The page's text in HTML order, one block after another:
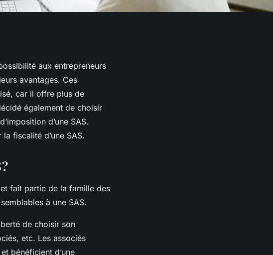
aux entrepreneurs
avantages. Ces
car il offre plus de
également de choisir
d’une SAS.
fiscalité d’une SAS.
fait partie de la famille des
à une SAS.
de choisir son
etc. Les associés
bénéficient d’une